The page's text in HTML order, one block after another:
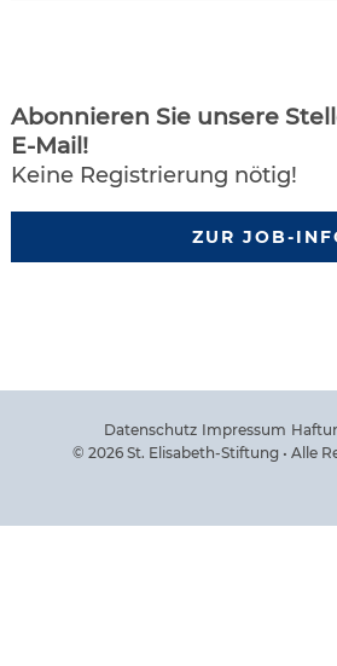
Abonnieren Sie unsere
E-Mail!
Keine Registrierung nötig!
ZUR JOB-
Datenschutz Impressum
© 2026 St. Elisabeth-Stiftung • Alle